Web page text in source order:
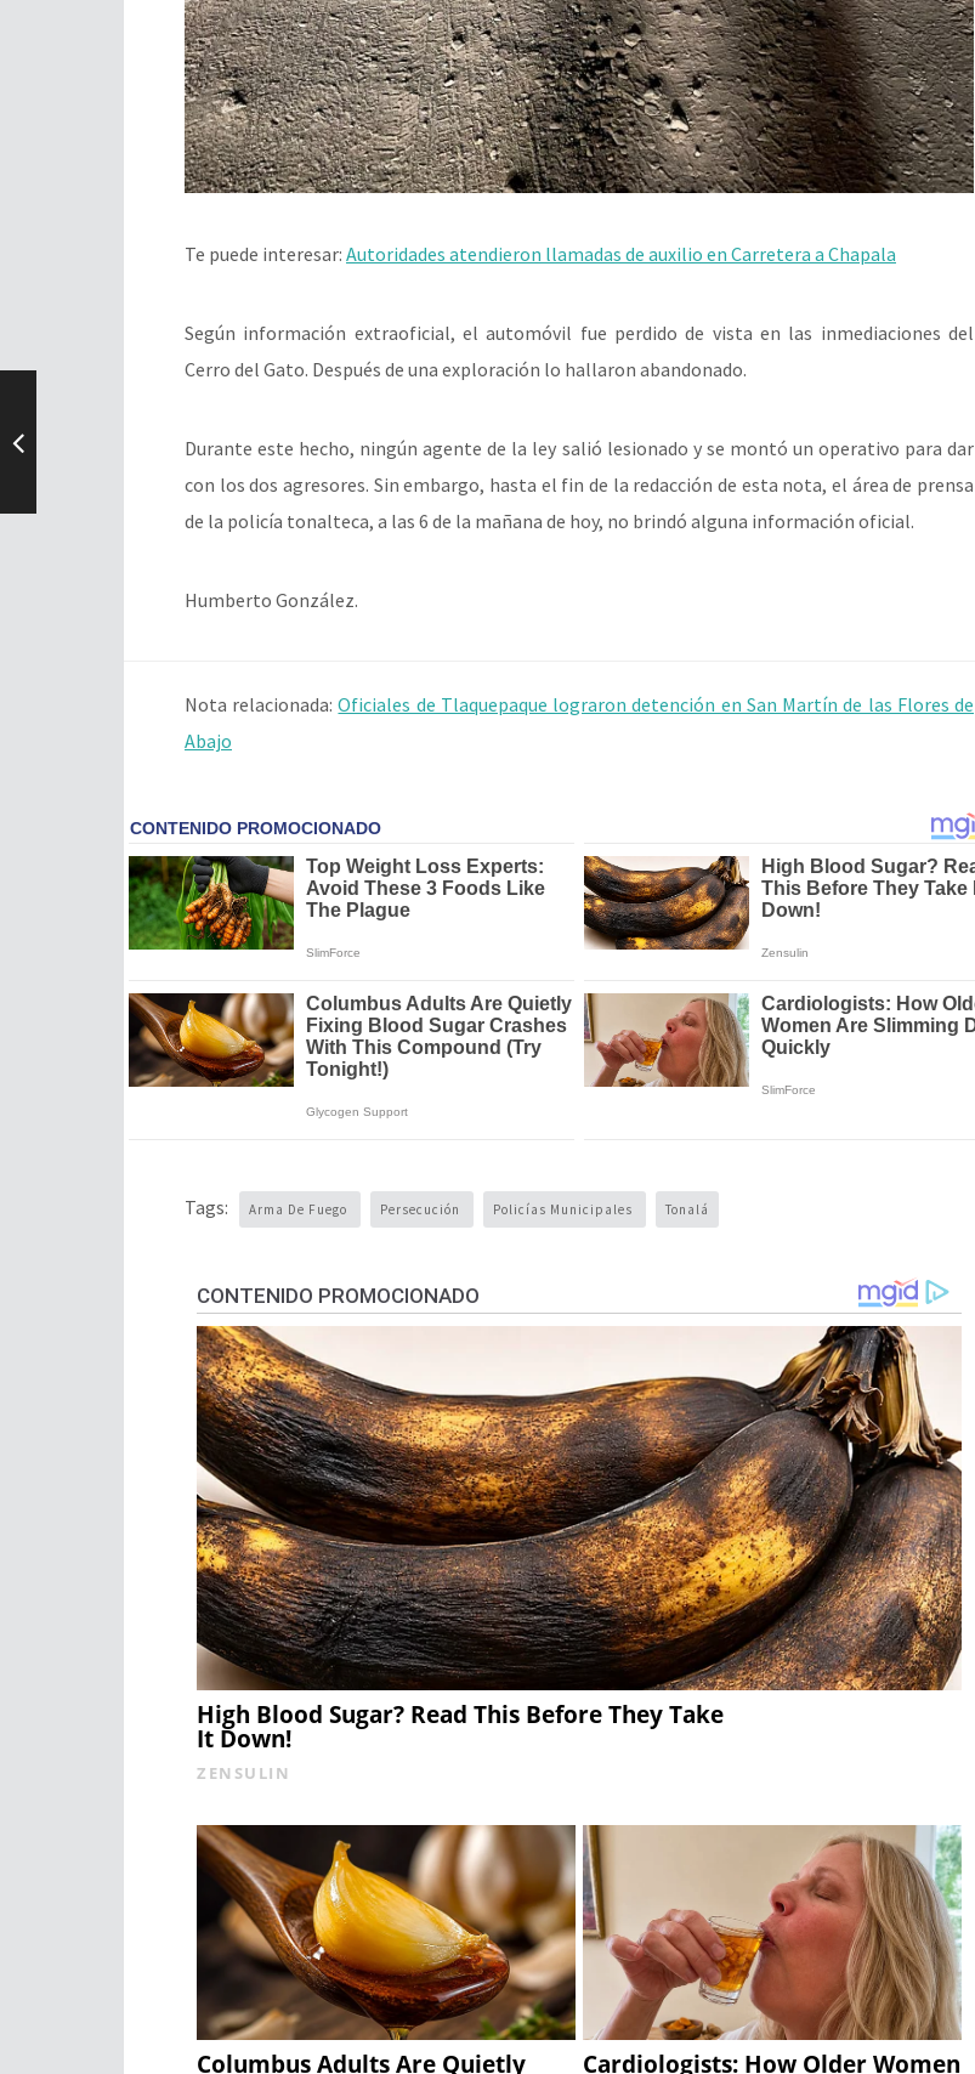
Te puede interesar: Autoridades atendieron llamadas de auxilio en Carretera a Chapala
Según información extraoficial, el automóvil fue perdido de vista en las inmediaciones del
Cerro del Gato. Después de una exploración lo hallaron abandonado.
Durante este hecho, ningún agente de la ley salió lesionado y se montó un operativo para dar
con los dos agresores. Sin embargo, hasta el fin de la redacción de esta nota, el área de prensa
de la policía tonalteca, a las 6 de la mañana de hoy, no brindó alguna información oficial.
Humberto González.
Nota relacionada:Oficiales de Tlaquepaque lograron detención en San Martín de las Flores de
Abajo
Tags: Arma De Fuego Persecución Policías Municipales Tonalá
CONTENIDO PROMOCIONADO
High Blood Sugar? Read This Before They Take
It Down!
ZENSULIN
Columbus Adults Are Quietly Cardiologists: How Older Women